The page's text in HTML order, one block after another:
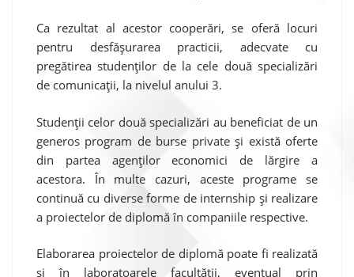
Ca rezultat al acestor cooperări, se oferă locuri
pentru desfășurarea practicii, adecvate cu
pregătirea studenților de la cele două specializări
de comunicații, la nivelul anului 3.
Studenții celor două specializări au beneficiat de un
generos program de burse private și există oferte
din partea agenților economici de lărgire a
acestora. În multe cazuri, aceste programe se
continuă cu diverse forme de internship și realizare
a proiectelor de diplomă în companiile respective.
Elaborarea proiectelor de diplomă poate fi realizată
și în laboratoarele facultății, eventual prin